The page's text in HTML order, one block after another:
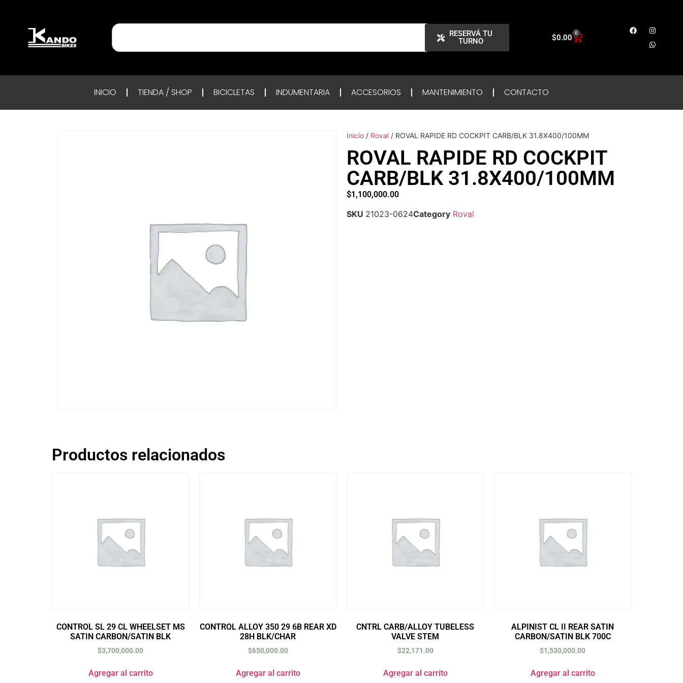
RESERVÁ TU
TURNO
$0.00 0
INICIO TIENDA / SHOP BICICLETAS INDUMENTARIA ACCESORIOS MANTENIMIENTO CONTACTO
Inicio / Roval / ROVAL RAPIDE RD COCKPIT CARB/BLK 31.8X400/100MM
ROVAL RAPIDE RD COCKPIT
CARB/BLK 31.8X400/100MM
$1,100,000.00
SKU 21023-0624Category Roval
Productos relacionados
CONTROL SL 29 CL WHEELSET MS
SATIN CARBON/SATIN BLK
$3,700,000.00
Agregar al carrito
CONTROL ALLOY 350 29 6B REAR XD
28H BLK/CHAR
$650,000.00
Agregar al carrito
CNTRL CARB/ALLOY TUBELESS
VALVE STEM
$22,171.00
Agregar al carrito
ALPINIST CL II REAR SATIN
CARBON/SATIN BLK 700C
$1,530,000.00
Agregar al carrito